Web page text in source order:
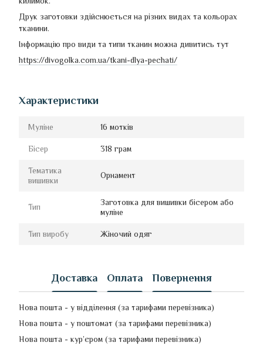
Друк заготовки здійснюється на різних видах та кольорах
тканини.
Інформацію про види та типи тканин можна дивитись тут
https://divogolka.com.ua/tkani-dlya-pechati/
Характеристики
Муліне 16 мотків
Бісер 318 грам
Тематика
вишивки
Орнамент
Тип
Заготовка для вишивки бісером або
муліне
Тип виробу Жіночий одяг
Доставка Оплата Повернення
Нова пошта - у відділення (за тарифами перевізника)
Нова пошта - у поштомат (за тарифами перевізника)
Нова пошта - кур’єром (за тарифами перевізника)